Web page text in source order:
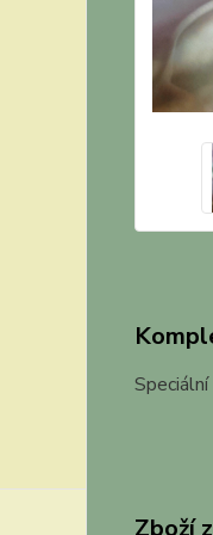
Zboží